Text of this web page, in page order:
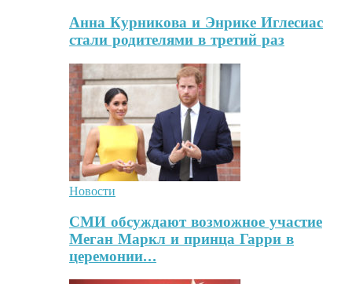
Анна Курникова и Энрике Иглесиас
стали родителями в третий раз
Новости
СМИ обсуждают возможное участие
Меган Маркл и принца Гарри в
церемонии…